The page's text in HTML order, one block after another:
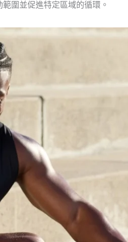
圍並促進特定區域的循環。